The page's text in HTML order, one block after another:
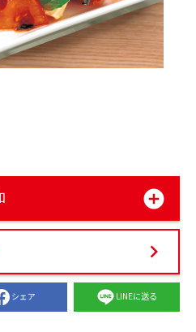
シェア LINEに送る